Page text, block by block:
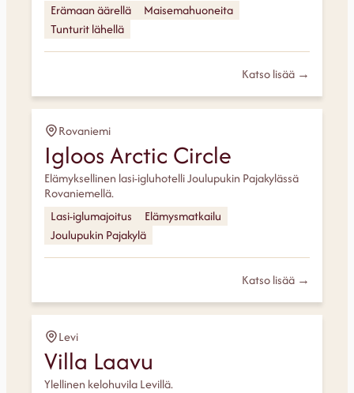
Erämaan äärellä
Maisemahuoneita
Tunturit lähellä
Katso lisää →
Rovaniemi
Igloos Arctic Circle
Elämyksellinen lasi-igluhotelli Joulupukin Pajakylässä
Rovaniemellä.
Lasi-iglumajoitus
Elämysmatkailu
Joulupukin Pajakylä
Katso lisää →
Levi
Villa Laavu
Ylellinen kelohuvila Levillä.